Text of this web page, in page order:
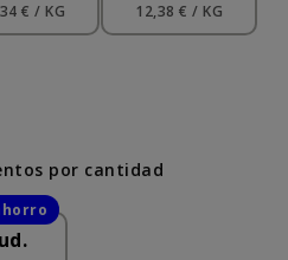
€ / KG 12,38 € / KG
por cantidad